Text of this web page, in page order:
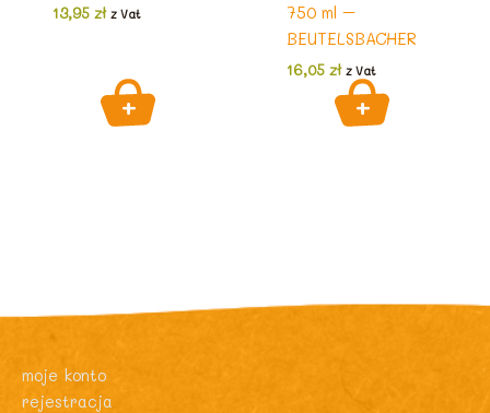
13,95 zł z Vat
750 ml –
BEUTELSBACHER
16,05 zł z Vat
moje konto
rejestracja